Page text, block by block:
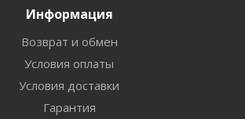
Информация
Возврат и обмен
Условия оплаты
Условия доставки
Гарантия